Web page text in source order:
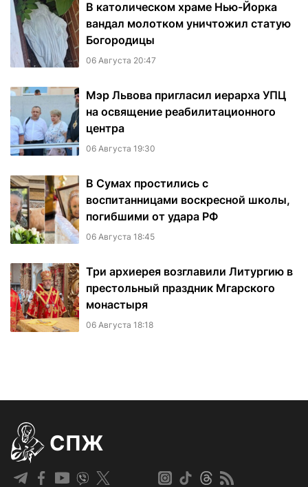
В католическом храме Нью-Йорка
вандал молотком уничтожил статую
Богородицы
06 Августа 20:47
Мэр Львова пригласил иерарха УПЦ
на освящение реабилитационного
центра
06 Августа 19:30
В Сумах простились с
воспитанницами воскресной школы,
погибшими от удара РФ
06 Августа 18:45
Три архиерея возглавили Литургию в
престольный праздник Мгарского
монастыря
06 Августа 18:18
СПЖ